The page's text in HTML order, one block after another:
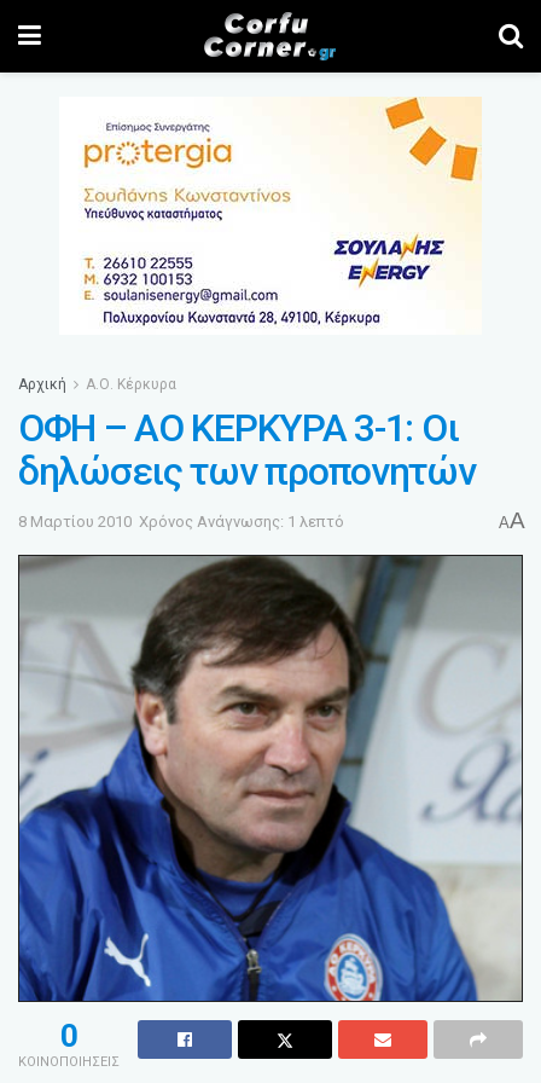
Αρχική Α.Ο. Κέρκυρα
ΟΦΗ – ΑΟ ΚΕΡΚΥΡΑ 3-1: Οι
δηλώσεις των προπονητών
8 Μαρτίου 2010 Χρόνος Ανάγνωσης: 1 λεπτό AA
0
ΚΟΙΝΟΠΟΙΗΣΕΙΣ